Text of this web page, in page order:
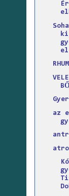
az